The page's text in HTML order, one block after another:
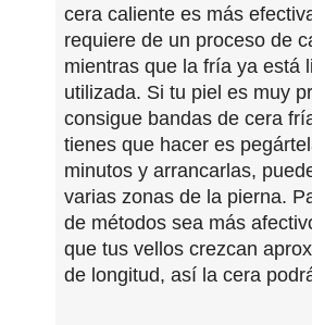
cera caliente es más
requiere de un proceso de
mientras que la fría ya está
utilizada. Si tu piel es muy
consigue bandas de cera
tienes que hacer es
minutos y arrancarlas,
varias zonas de la pierna.
de métodos sea más
que tus vellos crezcan
de longitud, así la cera